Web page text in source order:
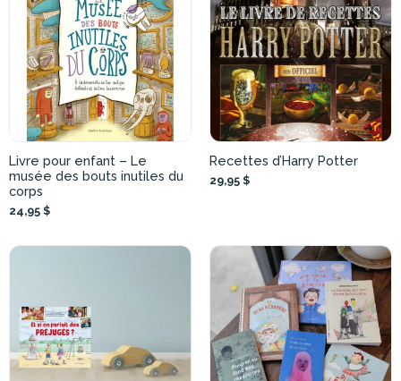
Livre pour enfant – Le
musée des bouts inutiles du
corps
24,95 $
Recettes d’Harry Potter
29,95 $